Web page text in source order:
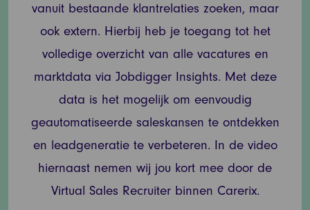
vanuit bestaande klantrelaties zoeken, maar
ook extern. Hierbij heb je toegang tot het
volledige overzicht van alle vacatures en
marktdata via Jobdigger Insights. Met deze
data is het mogelijk om eenvoudig
geautomatiseerde saleskansen te ontdekken
en leadgeneratie te verbeteren. In de video
hiernaast nemen wij jou kort mee door de
Virtual Sales Recruiter binnen Carerix.